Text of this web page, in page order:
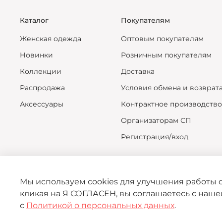
Каталог
Женская одежда
Новинки
Коллекции
Распродажа
Аксессуары
Покупателям
Оптовым покупателям
Розничным покупателям
Доставка
Условия обмена и
Контрактное производство
Организаторам СП
Регистрация/вход
Мы используем cookies для улучшения работы
кликая на Я СОГЛАСЕН, вы соглашаетесь с
с Политикой о персональных данных.